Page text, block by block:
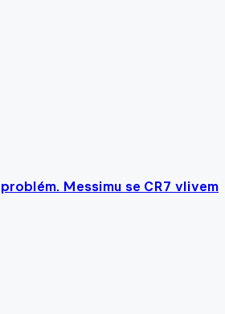
Messimu se CR7 vlivem